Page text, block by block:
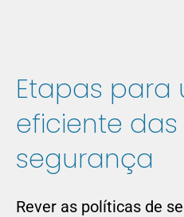
Etapas para
eficiente
segurança
Rever as políticas de